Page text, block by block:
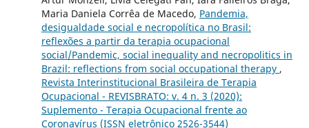
Maria Daniela Corrêa de Macedo, Pandemia,
desigualdade social e necropolítica no Brasil:
reflexões a partir da terapia ocupacional
social/Pandemic, social inequality and necropolitics in
Brazil: reflections from social occupational therapy ,
Revista Interinstitucional Brasileira de Terapia
Ocupacional - REVISBRATO: v. 4 n. 3 (2020):
Suplemento - Terapia Ocupacional frente ao
Coronavírus (ISSN eletrônico 2526-3544)